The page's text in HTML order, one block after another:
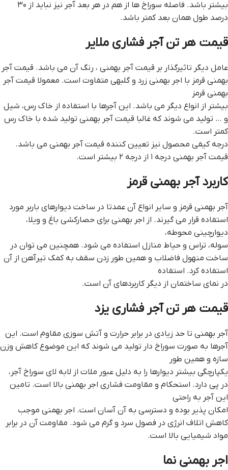
بیشتر باشد. فاصله سوراخ ها از هم در هر بعد آجر نیز نباید از ۳۰
درصد طول همان بعد کمتر باشد.
قيمت هر تن آجر فشاري ملاير
عامل دیگر تاثیرگذار بر قیمت آجر بهمنی ، رنگ آن می باشد. قیمت آجر
بهمنی قرمز با اجر بهمنی زرد و گلبهی متفاوت است. معمولا قیمت آجر
بهمنی قرمز
بیشتر از انواع دیگر می باشد. این آجرها با استفاده از خاک رس، شیل
و … تولید می شوند که غالبا قیمت آجر بهمنی تولید شده با خاک رس
کمتر است.
درجه کیفی محصول نیز تعیین کننده قیمت آجر بهمنی می باشد.
قیمت آجر بهمنی درجه ۱ از درجه ۲ بیشتر است.
کاربرد آجر بهمنی قرمز
آجر بهمنی قرمز و سایر انواع آن عمدتا در ساخت دیوارهای باربر مورد
استفاده قرار می گیرند. از اجر بهمنی برای حصارکشی باغ و ویلا،
دیوارچینی محوطه،
سوله، تراس و حیاط منازل استفاده می شود. همچنین می توان در
ساخت منهول فاضلاب و همین طور زدن سقف به کمک تیرآهن از آن
استفاده کرد. استفاده
در نمای ساختمان از دیگر کاربردهای آن است.
قيمت هر تن آجر فشاري يزد
آجر بهمنی تا حد زیادی در برابر حرارت و آتش سوزی مقاوم است. این
آجرها به صورت سوراخ دار تولید می شوند که این موضوع کاهش وزن
سازه و همین طور
یکپارچگی بیشتر دیوارها را به دلیل عبور ملات از لابه لای سوراخ آجر،
در پی دارد. استحکام و مقاومت فشاری اجر بهمنی بالا است. تامین
این آجر به راحتی
امکان پذیر بوده و دسترسی به آن آسان است. اجر بهمنی موجب
کاهش اتلاف انرژی در فصول سرد و گرم می شود. مقاومت آن در برابر
مواد شیمیایی بالا است.
اجر بهمني نما